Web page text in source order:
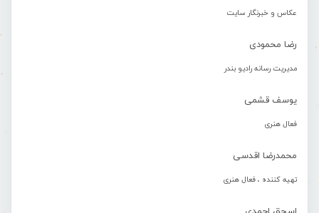
عکاس و خبرنگار سایت
رضا محمودی
مدیریت رسانه رادیو بندر
یوسف قشمی
فعال هنری
محمدرضا اقدسی
تهیه کننده ، فعال هنری